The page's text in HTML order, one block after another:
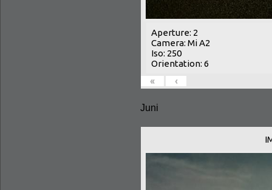
Aperture: 2
Camera: Mi A2
Iso: 250
Orientation: 6
«
‹
Juni